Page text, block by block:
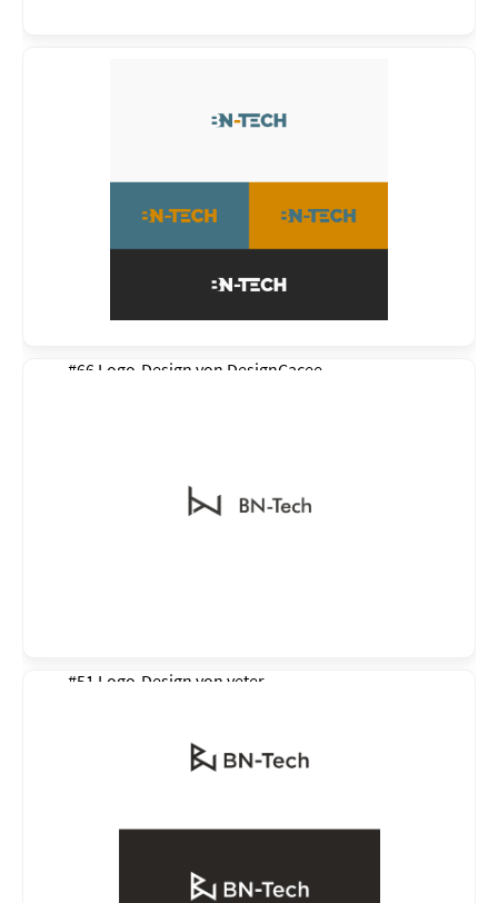
#66 Logo-Design von DesignCacee
#51 Logo-Design von veter